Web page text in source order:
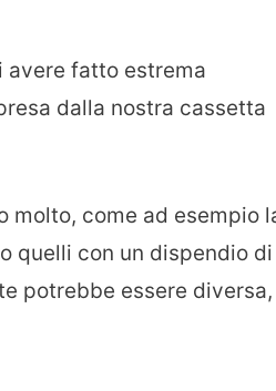
avere fatto estrema
dalla nostra cassetta
molto, come ad esempio
quelli con un dispendio di
potrebbe essere